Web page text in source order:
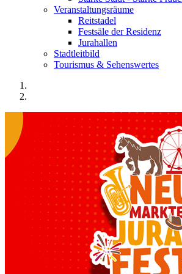
Veranstaltungsräume
Reitstadel
Festsäle der Residenz
Jurahallen
Stadtleitbild
Tourismus & Sehenswertes